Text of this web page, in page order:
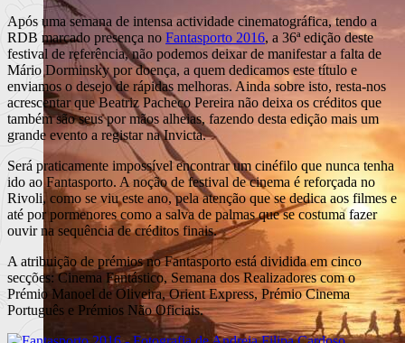
Após uma semana de intensa actividade cinematográfica, tendo a
RDB marcado presença no Fantasporto 2016, a 36ª edição deste
festival de referência, não podemos deixar de manifestar a falta de
Mário Dorminsky por doença, a quem dedicamos este título e
enviamos o desejo de rápidas melhoras. Ainda sobre isto, resta-nos
acrescentar que Beatriz Pacheco Pereira não deixa os créditos que
também são seus por mãos alheias, fazendo desta edição mais um
grande evento a registar na Invicta.
Será praticamente impossível encontrar um cinéfilo que nunca tenha
ido ao Fantasporto. A noção de festival de cinema é reforçada no
Rivoli, como se viu este ano, pela atenção que se dedica aos filmes e
até por pormenores como a salva de palmas que se costuma fazer
ouvir na sequência de créditos finais.
A atribuição de prémios no Fantasporto está dividida em cinco
secções: Cinema Fantástico, Semana dos Realizadores com o
Prémio Manoel de Oliveira, Orient Express, Prémio Cinema
Português e Prémios Não Oficiais.